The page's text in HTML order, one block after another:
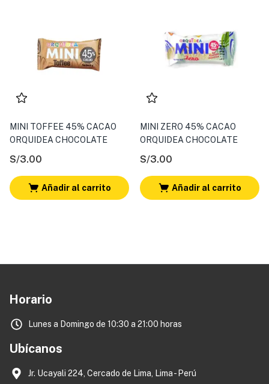
MINI TOFFEE 45% CACAO
ORQUIDEA CHOCOLATE
S/3.00
Añadir al carrito
MINI ZERO 45% CACAO
ORQUIDEA CHOCOLATE
S/3.00
Añadir al carrito
Horario
Lunes a Domingo de 10:30 a 21:00 horas
Ubícanos
Jr. Ucayali 224, Cercado de Lima, Lima - Perú